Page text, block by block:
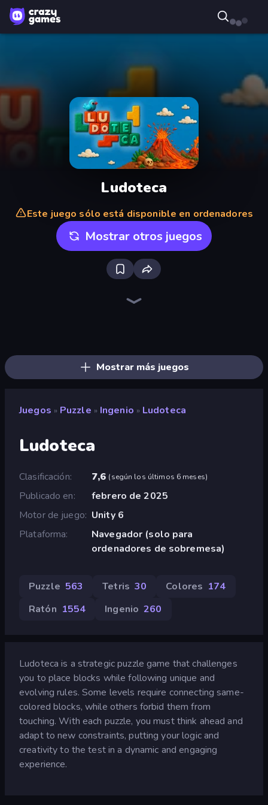
Ludoteca
Este juego sólo está disponible en ordenadores
Mostrar otros juegos
Mostrar más juegos
Juegos » Puzzle » Ingenio » Ludoteca
Ludoteca
Clasificación 7,6 (según los últimos 6 meses)
Publicado en
febrero de 2025
Motor de juego Unity 6
Plataforma
Navegador (solo para
ordenadores de sobremesa)
Puzzle 563 Tetris 30 Colores 174
Ratón 1554 Ingenio 260
Ludoteca is a strategic puzzle game that challenges
you to place blocks while following unique and
evolving rules. Some levels require connecting same-
colored blocks, while others forbid them from
touching. With each puzzle, you must think ahead and
adapt to new constraints, putting your logic and
creativity to the test in a dynamic and engaging
experience.